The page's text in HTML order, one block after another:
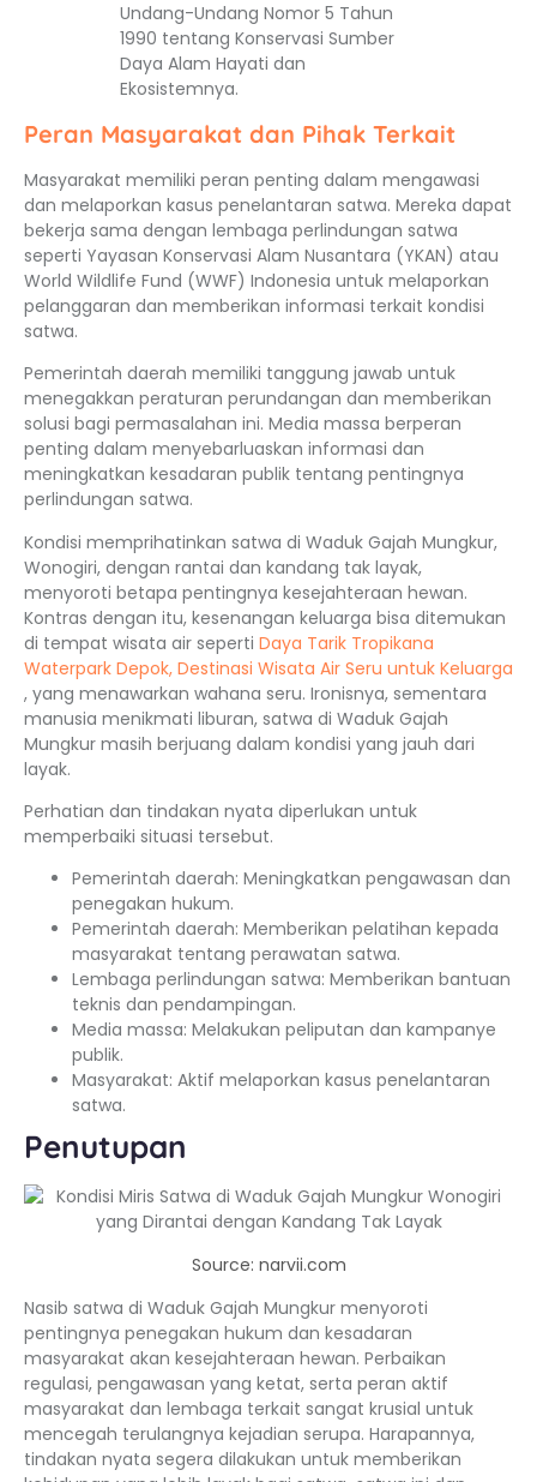
Undang-Undang Nomor 5 Tahun
1990 tentang Konservasi Sumber
Daya Alam Hayati dan
Ekosistemnya.
Peran Masyarakat dan Pihak Terkait
Masyarakat memiliki peran penting dalam mengawasi
dan melaporkan kasus penelantaran satwa. Mereka dapat
bekerja sama dengan lembaga perlindungan satwa
seperti Yayasan Konservasi Alam Nusantara (YKAN) atau
World Wildlife Fund (WWF) Indonesia untuk melaporkan
pelanggaran dan memberikan informasi terkait kondisi
satwa.
Pemerintah daerah memiliki tanggung jawab untuk
menegakkan peraturan perundangan dan memberikan
solusi bagi permasalahan ini. Media massa berperan
penting dalam menyebarluaskan informasi dan
meningkatkan kesadaran publik tentang pentingnya
perlindungan satwa.
Kondisi memprihatinkan satwa di Waduk Gajah Mungkur,
Wonogiri, dengan rantai dan kandang tak layak,
menyoroti betapa pentingnya kesejahteraan hewan.
Kontras dengan itu, kesenangan keluarga bisa ditemukan
di tempat wisata air seperti Daya Tarik Tropikana
Waterpark Depok, Destinasi Wisata Air Seru untuk Keluarga
, yang menawarkan wahana seru. Ironisnya, sementara
manusia menikmati liburan, satwa di Waduk Gajah
Mungkur masih berjuang dalam kondisi yang jauh dari
layak.
Perhatian dan tindakan nyata diperlukan untuk
memperbaiki situasi tersebut.
Pemerintah daerah: Meningkatkan pengawasan dan
penegakan hukum.
Pemerintah daerah: Memberikan pelatihan kepada
masyarakat tentang perawatan satwa.
Lembaga perlindungan satwa: Memberikan bantuan
teknis dan pendampingan.
Media massa: Melakukan peliputan dan kampanye
publik.
Masyarakat: Aktif melaporkan kasus penelantaran
satwa.
Penutupan
Source: narvii.com
Nasib satwa di Waduk Gajah Mungkur menyoroti
pentingnya penegakan hukum dan kesadaran
masyarakat akan kesejahteraan hewan. Perbaikan
regulasi, pengawasan yang ketat, serta peran aktif
masyarakat dan lembaga terkait sangat krusial untuk
mencegah terulangnya kejadian serupa. Harapannya,
tindakan nyata segera dilakukan untuk memberikan